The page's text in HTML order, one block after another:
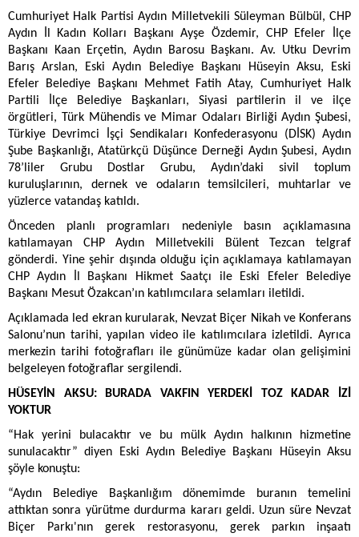
Cumhuriyet Halk Partisi Aydın Milletvekili Süleyman Bülbül, CHP
Aydın İl Kadın Kolları Başkanı Ayşe Özdemir, CHP Efeler İlçe
Başkanı Kaan Erçetin, Aydın Barosu Başkanı. Av. Utku Devrim
Barış Arslan, Eski Aydın Belediye Başkanı Hüseyin Aksu, Eski
Efeler Belediye Başkanı Mehmet Fatih Atay, Cumhuriyet Halk
Partili İlçe Belediye Başkanları, Siyasi partilerin il ve ilçe
örgütleri, Türk Mühendis ve Mimar Odaları Birliği Aydın Şubesi,
Türkiye Devrimci İşçi Sendikaları Konfederasyonu (DİSK) Aydın
Şube Başkanlığı, Atatürkçü Düşünce Derneği Aydın Şubesi, Aydın
78’liler Grubu Dostlar Grubu, Aydın’daki sivil toplum
kuruluşlarının, dernek ve odaların temsilcileri, muhtarlar ve
yüzlerce vatandaş katıldı.
Önceden planlı programları nedeniyle basın açıklamasına
katılamayan CHP Aydın Milletvekili Bülent Tezcan telgraf
gönderdi. Yine şehir dışında olduğu için açıklamaya katılamayan
CHP Aydın İl Başkanı Hikmet Saatçı ile Eski Efeler Belediye
Başkanı Mesut Özakcan’ın katılımcılara selamları iletildi.
Açıklamada led ekran kurularak, Nevzat Biçer Nikah ve Konferans
Salonu’nun tarihi, yapılan video ile katılımcılara izletildi. Ayrıca
merkezin tarihi fotoğrafları ile günümüze kadar olan gelişimini
belgeleyen fotoğraflar sergilendi.
HÜSEYİN AKSU: BURADA VAKFIN YERDEKİ TOZ KADAR İZİ
YOKTUR
“Hak yerini bulacaktır ve bu mülk Aydın halkının hizmetine
sunulacaktır” diyen Eski Aydın Belediye Başkanı Hüseyin Aksu
şöyle konuştu:
“Aydın Belediye Başkanlığım dönemimde buranın temelini
attıktan sonra yürütme durdurma kararı geldi. Uzun süre Nevzat
Biçer Parkı'nın gerek restorasyonu, gerek parkın inşaatı